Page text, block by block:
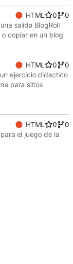
HTML 0
0
salida BlogRoll
copiar en un blog
HTML 0
0
ejercicio didactico
para sitios
HTML 0
0
el juego de la